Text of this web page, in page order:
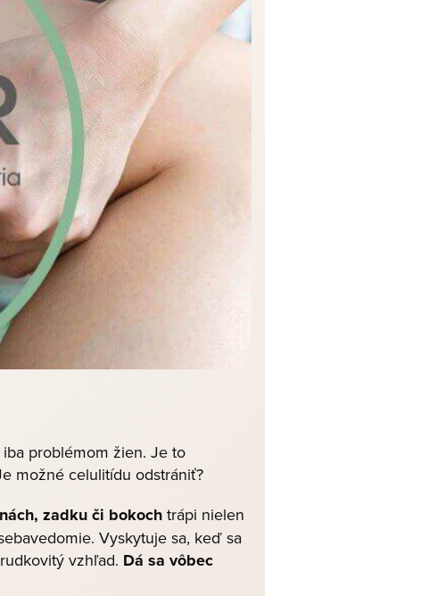
problémom žien. Je to
možné celulitídu odstrániť?
zadku či bokoch trápi nielen
Vyskytuje sa, keď sa
vzhľad. Dá sa vôbec